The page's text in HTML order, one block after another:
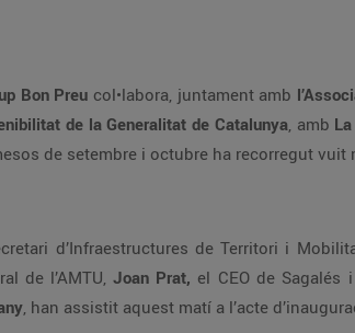
Bon Preu col•labora, juntament amb
de la Generalitat de Catalunya, amb
de setembre i octubre ha recorregut
d’Infraestructures de Territori i
de l’AMTU, Joan Prat, el CEO de Sagalés
, han assistit aquest matí a l’acte